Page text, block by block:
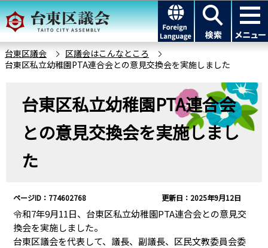
こ
の
ー
ジ
このページの本文へ移動
台東区議会
区議会はこんなところ
台東区私立幼稚園PTA連合会との意見交換会を実施しました
台東区私立幼稚園PTA連合会
との意見交換会を実施しまし
た
ページID：774602768 更新日：2025年9月12日
令和7年9月11日、台東区私立幼稚園PTA連合会との意見交
換会を実施しました。
台東区議会を代表して、議長、副議長、区民文教委員会委